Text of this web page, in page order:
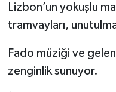
Lizbon’un yokuşlu
tramvayları,
Fado müziği ve
zenginlik sunuyor.